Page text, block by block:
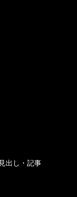
出し・記事